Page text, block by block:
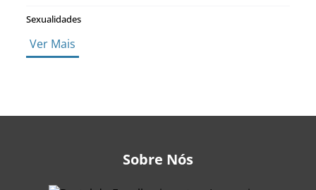
Sexualidades
Ver Mais
Sobre Nós